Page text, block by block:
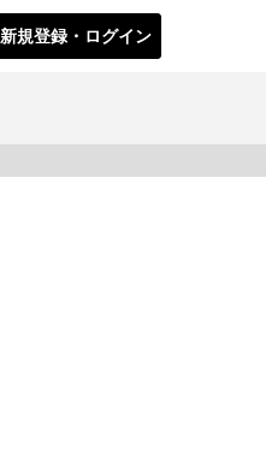
新規登録・ログイン